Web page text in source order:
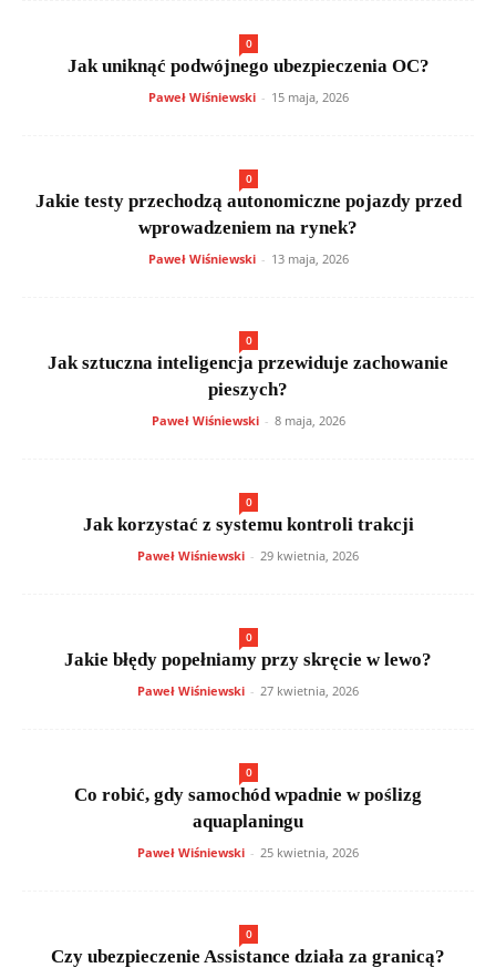
0
Jak uniknąć podwójnego ubezpieczenia OC?
Paweł Wiśniewski - 15 maja, 2026
0
Jakie testy przechodzą autonomiczne pojazdy przed
wprowadzeniem na rynek?
Paweł Wiśniewski - 13 maja, 2026
0
Jak sztuczna inteligencja przewiduje zachowanie
pieszych?
Paweł Wiśniewski - 8 maja, 2026
0
Jak korzystać z systemu kontroli trakcji
Paweł Wiśniewski - 29 kwietnia, 2026
0
Jakie błędy popełniamy przy skręcie w lewo?
Paweł Wiśniewski - 27 kwietnia, 2026
0
Co robić, gdy samochód wpadnie w poślizg
aquaplaningu
Paweł Wiśniewski - 25 kwietnia, 2026
0
Czy ubezpieczenie Assistance działa za granicą?